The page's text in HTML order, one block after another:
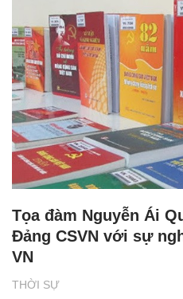
THỜI SỰ
Tọa đàm Nguyễn Ái
Đảng CSVN với sự
VN